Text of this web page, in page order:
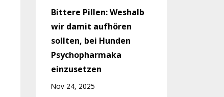
Bittere Pillen: Weshalb
wir damit aufhören
sollten, bei Hunden
Psychopharmaka
einzusetzen
Nov 24, 2025